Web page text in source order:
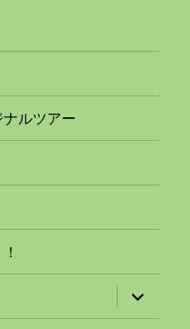
ルツアー
サ
ブ
メ